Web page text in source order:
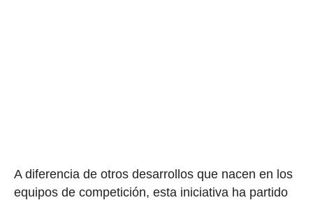
A diferencia de otros desarrollos que nacen en los
equipos de competición, esta iniciativa ha partido